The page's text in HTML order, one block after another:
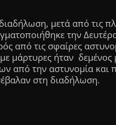
μετά από τις
την
από τις σφαίρες
μάρτυρες ήταν δεμένος
από την αστυνομία
στη διαδήλωση.